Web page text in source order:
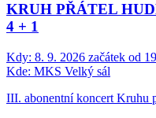
KRUH PŘÁTEL
4 + 1
Kdy: 8. 9. 2026 začátek od
Kde: MKS Velký sál
III. abonentní koncert Kruhu